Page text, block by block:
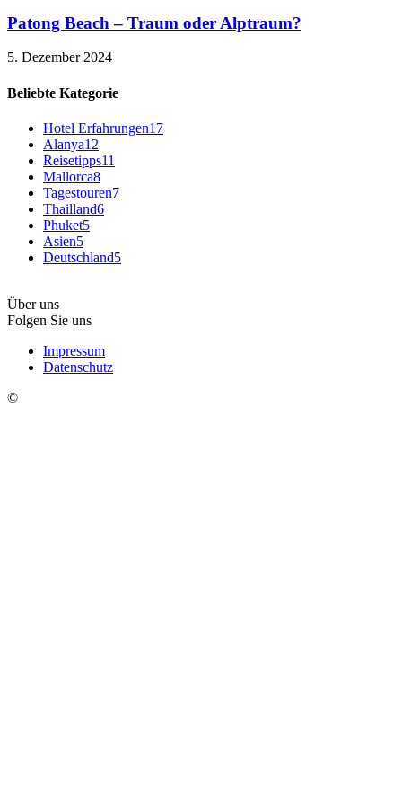
Patong Beach – Traum oder Alptraum?
5. Dezember 2024
Beliebte Kategorie
Hotel Erfahrungen17
Alanya12
Reisetipps11
Mallorca8
Tagestouren7
Thailland6
Phuket5
Asien5
Deutschland5
Über uns
Folgen Sie uns
Impressum
Datenschutz
©